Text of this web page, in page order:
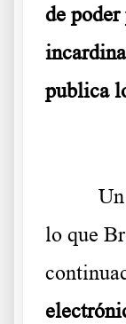
de
publica
lo que